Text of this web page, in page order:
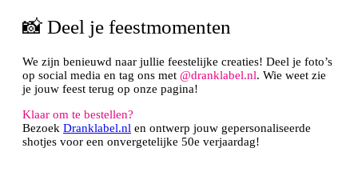
📸 Deel je feestmomenten
We zijn benieuwd naar jullie feestelijke creaties! Deel je foto’s
op social media en tag ons met @dranklabel.nl. Wie weet zie
je jouw feest terug op onze pagina!
Klaar om te bestellen?
Bezoek Dranklabel.nl en ontwerp jouw gepersonaliseerde
shotjes voor een onvergetelijke 50e verjaardag!